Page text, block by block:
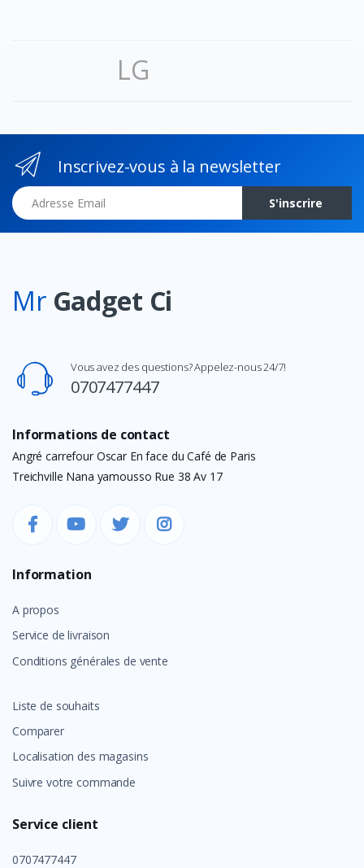
LG
Inscrivez-vous à la newsletter
Adresse Email
S'inscrire
Mr Gadget Ci
Vous avez des questions? Appelez-nous 24/7!
0707477447
Informations de contact
Angré carrefour Oscar En face du Café de Paris
Treichville Nana yamousso Rue 38 Av 17
Information
A propos
Service de livraison
Conditions générales de vente
Liste de souhaits
Comparer
Localisation des magasins
Suivre votre commande
Service client
0707477447